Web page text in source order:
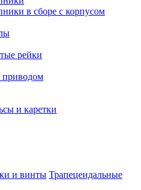
в сборе с корпусом
рейки
и каретки
Трапецеидальные